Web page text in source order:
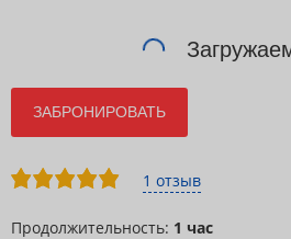
1 отзыв
Продолжительность: 1 час
ЗАБРОНИРОВАТЬ